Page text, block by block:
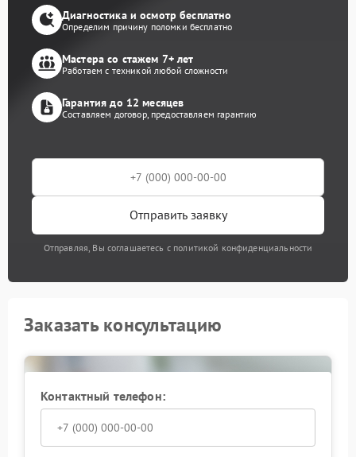
Диагностика и осмотр бесплатно
Определим причину поломки бесплатно
Мастера со стажем 7+ лет
Работаем с техникой любой сложности
Гарантия до 12 месяцев
Составляем договор, предоставляем гарантию
Отправить заявку
Отправляя, Вы соглашаетесь с политикой конфиденциальности
Заказать консультацию
Контактный телефон: